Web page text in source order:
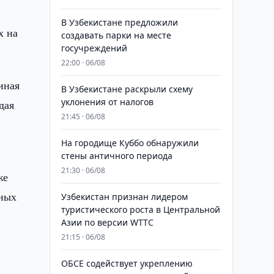
на
В Узбекистане предложили
создавать парки на месте
госучреждений
22:00 · 06/08
В Узбекистане раскрыли схему
уклонения от налогов
21:45 · 06/08
На городище Куббо обнаружили
стены античного периода
21:30 · 06/08
Узбекистан признан лидером
туристического роста в Центральной
Азии по версии WTTC
21:15 · 06/08
ОБСЕ содействует укреплению